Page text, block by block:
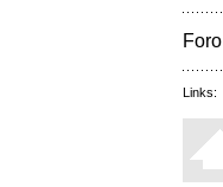
Foro
Links: